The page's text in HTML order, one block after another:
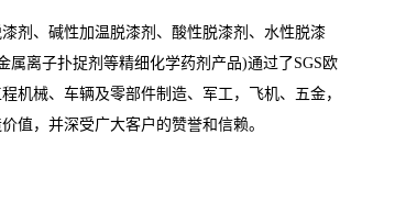
剂、碱性加温脱漆剂、酸性脱漆剂、水性脱漆
离子扑捉剂等精细化学药剂产品)通过了SGS欧
机械、车辆及零部件制造、军工，飞机、五金，
值，并深受广大客户的赞誉和信赖。